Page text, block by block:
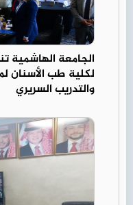
الجامعة الهاشمية
لكلية طب الأسنان
والتدريب السريري